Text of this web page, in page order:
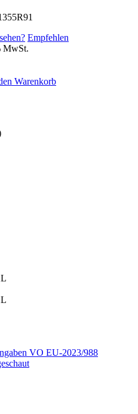
Empfehlen
MwSt.
Warenkorb
VO EU-2023/988